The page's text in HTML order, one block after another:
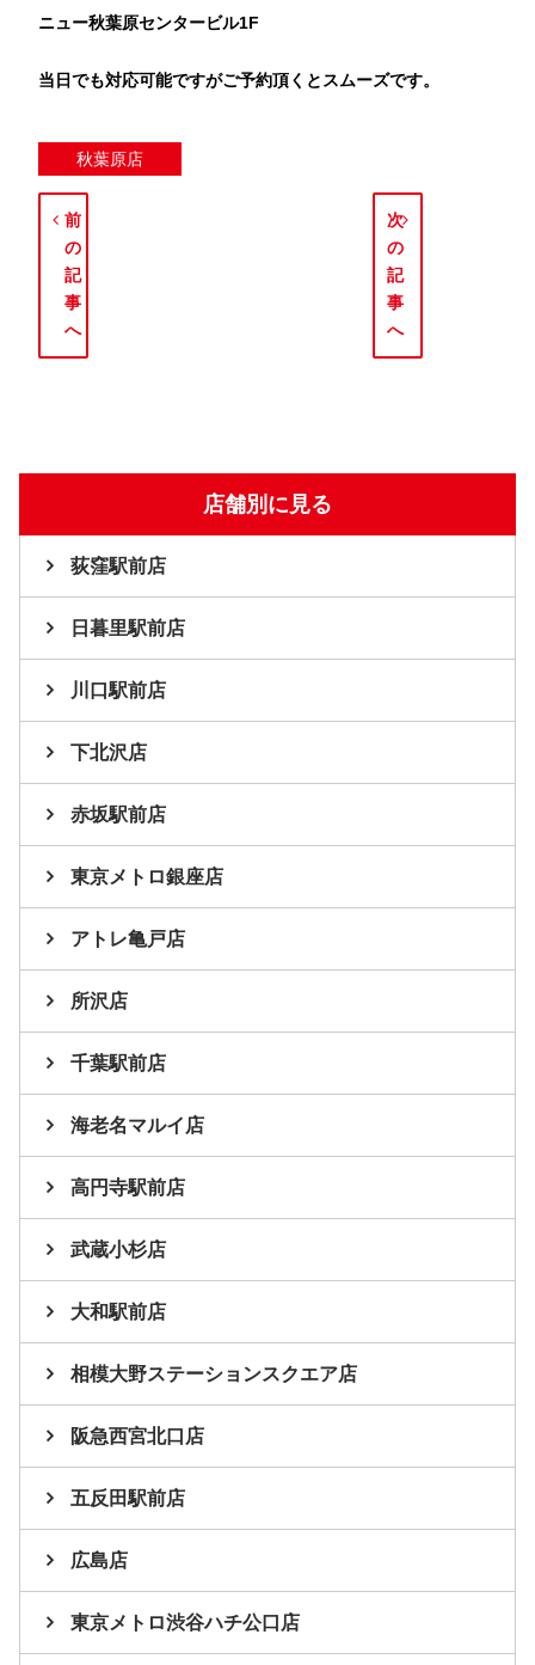
ニュー秋葉原センタービル1F
当日でも対応可能ですがご予約頂くとスムーズです。
秋葉原店
前
の
記
事
へ
次
の
記
事
へ
店舗別に見る
荻窪駅前店
日暮里駅前店
川口駅前店
下北沢店
赤坂駅前店
東京メトロ銀座店
アトレ亀戸店
所沢店
千葉駅前店
海老名マルイ店
高円寺駅前店
武蔵小杉店
大和駅前店
相模大野ステーションスクエア店
阪急西宮北口店
五反田駅前店
広島店
東京メトロ渋谷ハチ公口店